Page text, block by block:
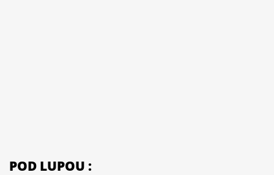
POD LUPOU :